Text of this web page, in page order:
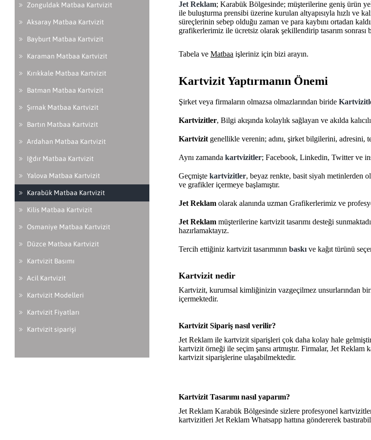
Jet Reklam; Karabük Bölgesinde; müşterilerine geniş ürün
ile buluşturma prensibi üzerine kurulan altyapısıyla hızlı ve
süreçlerinin sebep olduğu zaman ve para kaybını ortadan
grafikerlerimiz ile ücretsiz olarak şekillendirip tasarım sonrası
Tabela ve Matbaa işleriniz için bizi arayın.
Kartvizit Yaptırmanın Önemi
Şirket veya firmaların olmazsa olmazlarından biride
Kartvizitler, Bilgi akışında kolaylık sağlayan ve akılda
Kartvizit genellikle verenin; adını, şirket bilgilerini,
Aynı zamanda kartvizitler; Facebook, Linkedin, Twitter ve
Geçmişte kartvizitler, beyaz renkte, basit siyah metinlerden
ve grafikler içermeye başlamıştır.
Jet Reklam olarak alanında uzman Grafikerlerimiz ve
Jet Reklam müşterilerine kartvizit tasarımı desteği
hazırlamaktayız.
Tercih ettiğiniz kartvizit tasarımının baskı ve kağıt türünü
Kartvizit nedir
Kartvizit, kurumsal kimliğinizin vazgeçilmez unsurlarından
içermektedir.
Kartvizit Sipariş nasıl verilir?
Jet Reklam ile kartvizit siparişleri çok daha kolay hale
kartvizit örneği ile seçim şansı artmıştır. Firmalar, Jet
kartvizit siparişlerine ulaşabilmektedir.
Kartvizit Tasarımı nasıl yaparım?
Jet Reklam Karabük Bölgesinde sizlere profesyonel kartvizitler
kartvizitleri Jet Reklam Whatsapp hattına göndererek
Zonguldak Matbaa Kartvizit
Aksaray Matbaa Kartvizit
Bayburt Matbaa Kartvizit
Karaman Matbaa Kartvizit
Kırıkkale Matbaa Kartvizit
Batman Matbaa Kartvizit
Şırnak Matbaa Kartvizit
Bartın Matbaa Kartvizit
Ardahan Matbaa Kartvizit
Iğdır Matbaa Kartvizit
Yalova Matbaa Kartvizit
Karabük Matbaa Kartvizit
Kilis Matbaa Kartvizit
Osmaniye Matbaa Kartvizit
Düzce Matbaa Kartvizit
Kartvizit Basımı
Acil Kartvizit
Kartvizit Modelleri
Kartvizit Fiyatları
Kartvizit siparişi